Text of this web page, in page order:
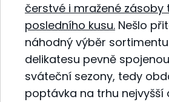
čerstvé i mražené zásoby
posledního kusu. Nešlo
náhodný výběr
delikatesu pevně
sváteční sezony, tedy
poptávka na trhu nejvyšší